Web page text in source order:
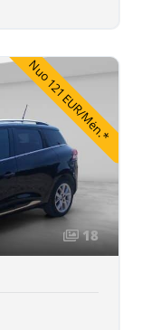
Nuo 121 EUR/Mėn.*
18